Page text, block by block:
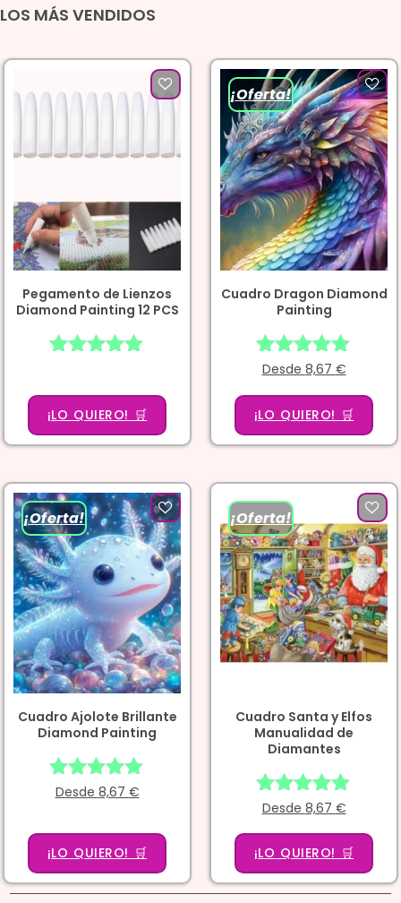
LOS MÁS VENDIDOS
Pegamento de Lienzos
Diamond Painting 12 PCS
de 5
¡LO QUIERO! 🛒
¡Oferta!
Cuadro Dragon Diamond
Painting
Valorado
de 5
Desde 8,67 €
¡LO QUIERO! 🛒
¡Oferta!
Cuadro Ajolote Brillante
Diamond Painting
Valorado
de 5
Desde 8,67 €
¡LO QUIERO! 🛒
¡Oferta!
Cuadro Santa y Elfos
Manualidad de
Diamantes
Valorado
4.86
de 5
Desde 8,67 €
¡LO QUIERO! 🛒